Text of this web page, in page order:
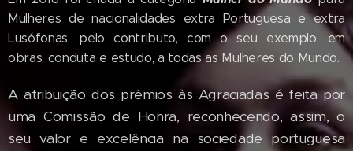
Mulheres de nacionalidades extra Portuguesa e extra
Lusófonas, pelo contributo, com o seu exemplo, em
obras, conduta e estudo, a todas as Mulheres do Mundo.
A atribuição dos prémios às Agraciadas é feita por
uma Comissão de Honra, reconhecendo, assim, o
seu valor e excelência na sociedade portuguesa